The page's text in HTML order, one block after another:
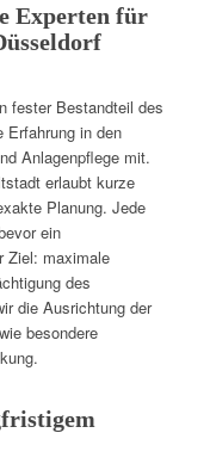
Experten für
fester Bestandteil des
Erfahrung in den
Anlagenpflege mit.
erlaubt kurze
Planung. Jede
ein
Ziel: maximale
des
die Ausrichtung der
besondere